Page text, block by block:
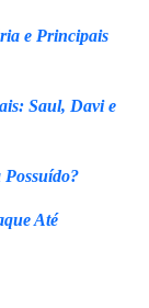
e Principais
Saul, Davi e
Possuído?
Até